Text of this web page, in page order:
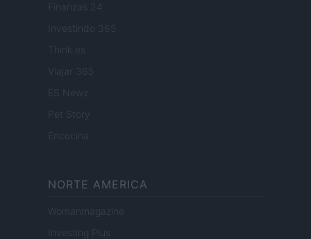
Finanzas 24
Investindo 365
Viajar 365
ES Newz
Pet Story
Encocina
NORTE AMERICA
Womanmagazine
Investing Plus